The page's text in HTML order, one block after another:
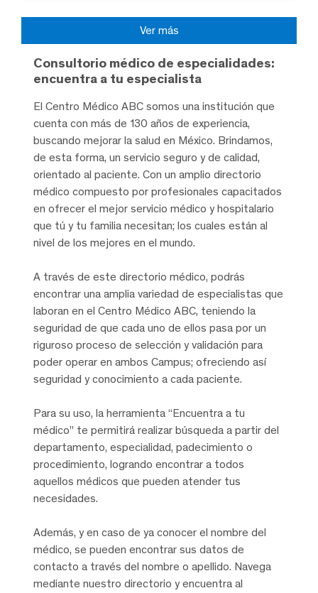
Ver más
Consultorio médico de especialidades:
encuentra a tu especialista
El Centro Médico ABC somos una institución que
cuenta con más de 130 años de experiencia,
buscando mejorar la salud en México. Brindamos,
de esta forma, un servicio seguro y de calidad,
orientado al paciente. Con un amplio directorio
médico compuesto por profesionales capacitados
en ofrecer el mejor servicio médico y hospitalario
que tú y tu familia necesitan; los cuales están al
nivel de los mejores en el mundo.
A través de este directorio médico, podrás
encontrar una amplia variedad de especialistas que
laboran en el Centro Médico ABC, teniendo la
seguridad de que cada uno de ellos pasa por un
riguroso proceso de selección y validación para
poder operar en ambos Campus; ofreciendo así
seguridad y conocimiento a cada paciente.
Para su uso, la herramienta “Encuentra a tu
médico” te permitirá realizar búsqueda a partir del
departamento, especialidad, padecimiento o
procedimiento, logrando encontrar a todos
aquellos médicos que pueden atender tus
necesidades.
Además, y en caso de ya conocer el nombre del
médico, se pueden encontrar sus datos de
contacto a través del nombre o apellido. Navega
mediante nuestro directorio y encuentra al